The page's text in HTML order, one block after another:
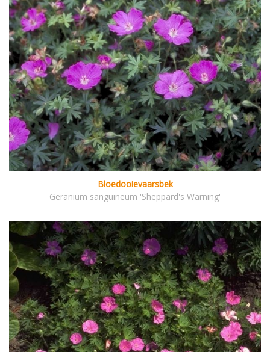
Bloedooievaarsbek
Geranium sanguineum 'Sheppard's Warning'